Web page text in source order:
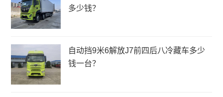
多少钱？
自动挡9米6解放J7前四后八冷藏车多少
钱一台？